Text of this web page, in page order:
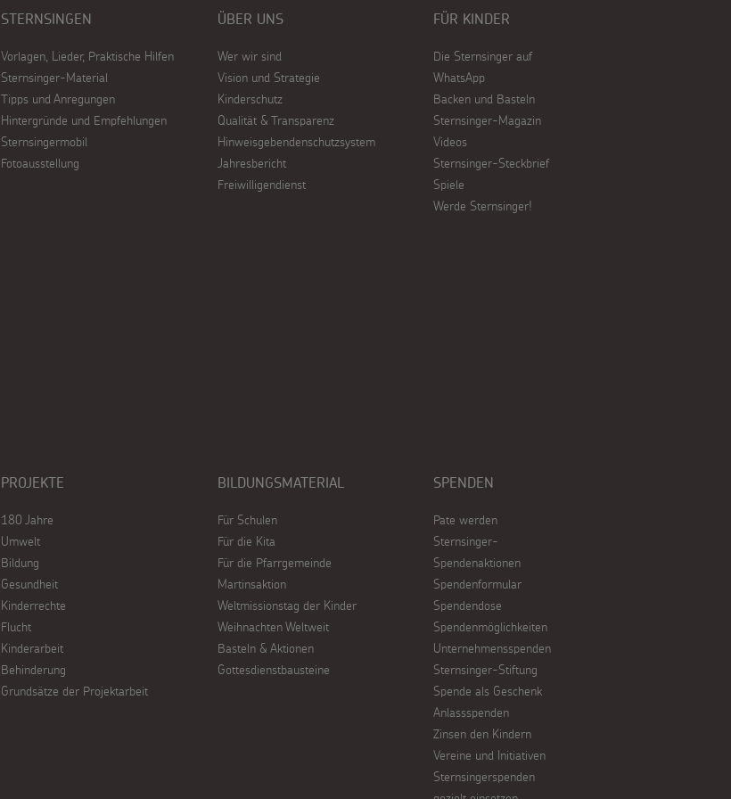
STERNSINGEN
Vorlagen, Lieder, Praktische Hilfen
Sternsinger-Material
Tipps und Anregungen
Hintergründe und Empfehlungen
Sternsingermobil
Fotoausstellung
ÜBER UNS
Wer wir sind
Vision und Strategie
Kinderschutz
Qualität & Transparenz
Hinweisgebendenschutzsystem
Jahresbericht
Freiwilligendienst
FÜR KINDER
Die Sternsinger auf
WhatsApp
Backen und Basteln
Sternsinger-Magazin
Videos
Sternsinger-Steckbrief
Spiele
Werde Sternsinger!
PROJEKTE
180 Jahre
Umwelt
Bildung
Gesundheit
Kinderrechte
Flucht
Kinderarbeit
Behinderung
Grundsätze der Projektarbeit
BILDUNGSMATERIAL
Für Schulen
Für die Kita
Für die Pfarrgemeinde
Martinsaktion
Weltmissionstag der Kinder
Weihnachten Weltweit
Basteln & Aktionen
Gottesdienstbausteine
SPENDEN
Pate werden
Sternsinger-
Spendenaktionen
Spendenformular
Spendendose
Spendenmöglichkeiten
Unternehmensspenden
Sternsinger-Stiftung
Spende als Geschenk
Anlassspenden
Zinsen den Kindern
Vereine und Initiativen
Sternsingerspenden